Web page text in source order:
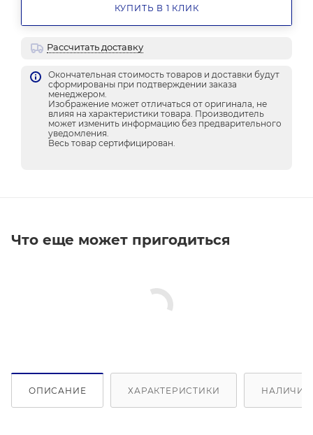
КУПИТЬ В 1 КЛИК
Рассчитать доставку
Окончательная стоимость товаров и доставки будут
сформированы при подтверждении заказа
менеджером.
Изображение может отличаться от оригинала, не
влияя на характеристики товара. Производитель
может изменить информацию без предварительного
уведомления.
Весь товар сертифицирован.
Что еще может пригодиться
ОПИСАНИЕ ХАРАКТЕРИСТИКИ НАЛИЧИЕ